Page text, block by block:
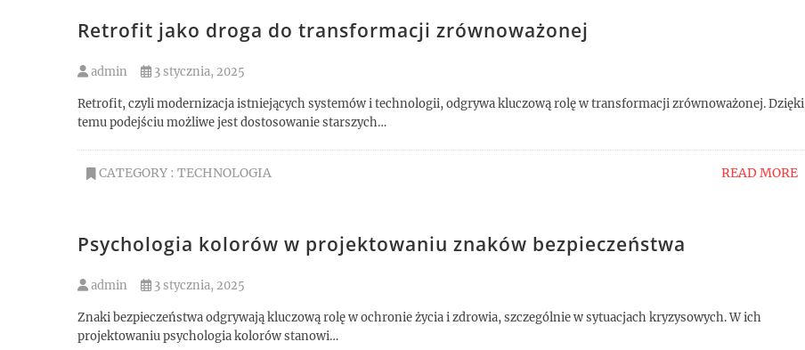
Retrofit jako droga do transformacji zrównoważonej
admin 3 stycznia, 2025
Retrofit, czyli modernizacja istniejących systemów i technologii, odgrywa kluczową rolę w transformacji zrównoważonej. Dzięki
temu podejściu możliwe jest dostosowanie starszych…
CATEGORY : TECHNOLOGIA READ MORE
Psychologia kolorów w projektowaniu znaków bezpieczeństwa
admin 3 stycznia, 2025
Znaki bezpieczeństwa odgrywają kluczową rolę w ochronie życia i zdrowia, szczególnie w sytuacjach kryzysowych. W ich
projektowaniu psychologia kolorów stanowi…